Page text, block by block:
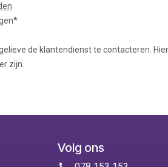
de klantendienst te contacteren.
zijn.
Volg ons